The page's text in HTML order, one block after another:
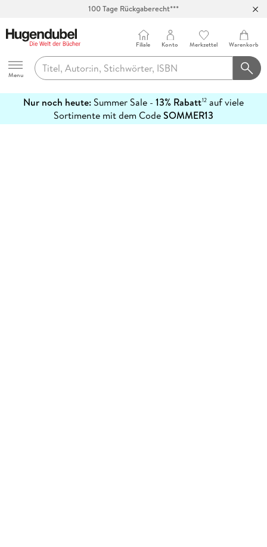
100 Tage Rückgaberecht***
Hugendubel
Menu
Filiale Konto Merkzettel Warenkorb
Nur noch heute: Summer Sale - 13% Rabatt12 auf viele
Sortimente mit dem CodeSOMMER13
erfahren